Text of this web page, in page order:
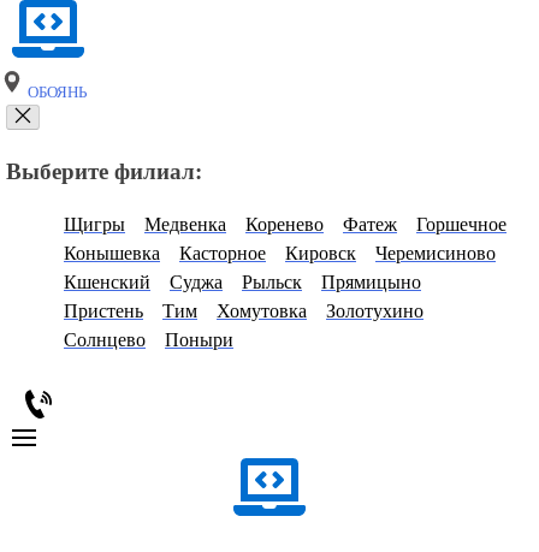
ОБОЯНЬ
Выберите филиал:
Щигры Медвенка Коренево Фатеж
Горшечное
Конышевка
Касторное Кировск
Черемисиново
Кшенский
Суджа Рыльск
Прямицыно
Пристень
Тим Хомутовка
Золотухино
Солнцево
Поныри